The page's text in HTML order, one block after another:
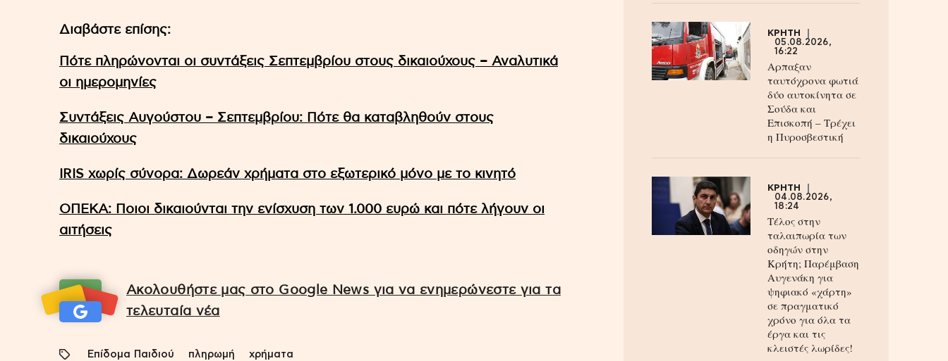
Διαβάστε επίσης:
Πότε πληρώνονται οι συντάξεις Σεπτεμβρίου στους δικαιούχους – Αναλυτικά
οι ημερομηνίες
Συντάξεις Αυγούστου – Σεπτεμβρίου: Πότε θα καταβληθούν στους
δικαιούχους
IRIS χωρίς σύνορα: Δωρεάν χρήματα στο εξωτερικό μόνο με το κινητό
ΟΠΕΚΑ: Ποιοι δικαιούνται την ενίσχυση των 1.000 ευρώ και πότε λήγουν οι
αιτήσεις
Ακολουθήστε μας στο Google News για να ενημερώνεστε για τα
τελευταία νέα
Επίδομα Παιδιού πληρωμή χρήματα
ΚΡΗΤΗ
05.08.2026,
16:22
Αρπαξαν
ταυτόχρονα φωτιά
δύο αυτοκίνητα σε
Σούδα και
Επισκοπή – Τρέχει
η Πυροσβεστική
ΚΡΗΤΗ
04.08.2026,
18:24
Τέλος στην
ταλαιπωρία των
οδηγών στην
Κρήτη; Παρέμβαση
Αυγενάκη για
ψηφιακό «χάρτη»
σε πραγματικό
χρόνο για όλα τα
έργα και τις
κλειστές λωρίδες!